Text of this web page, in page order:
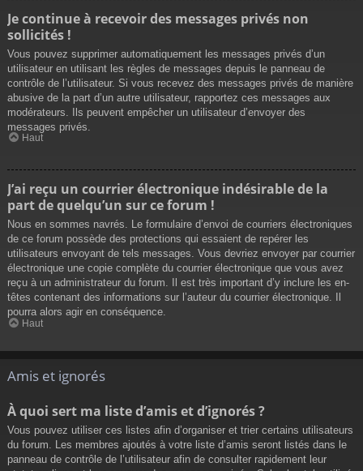
Je continue à recevoir des messages privés non
sollicités !
Vous pouvez supprimer automatiquement les messages privés d’un
utilisateur en utilisant les règles de messages depuis le panneau de
contrôle de l’utilisateur. Si vous recevez des messages privés de manière
abusive de la part d’un autre utilisateur, rapportez ces messages aux
modérateurs. Ils peuvent empêcher un utilisateur d’envoyer des
messages privés.
Haut
J’ai reçu un courrier électronique indésirable de la
part de quelqu’un sur ce forum !
Nous en sommes navrés. Le formulaire d’envoi de courriers électroniques
de ce forum possède des protections qui essaient de repérer les
utilisateurs envoyant de tels messages. Vous devriez envoyer par courrier
électronique une copie complète du courrier électronique que vous avez
reçu à un administrateur du forum. Il est très important d’y inclure les en-
têtes contenant des informations sur l’auteur du courrier électronique. Il
pourra alors agir en conséquence.
Haut
Amis et ignorés
À quoi sert ma liste d’amis et d’ignorés ?
Vous pouvez utiliser ces listes afin d’organiser et trier certains utilisateurs
du forum. Les membres ajoutés à votre liste d’amis seront listés dans le
panneau de contrôle de l’utilisateur afin de consulter rapidement leur